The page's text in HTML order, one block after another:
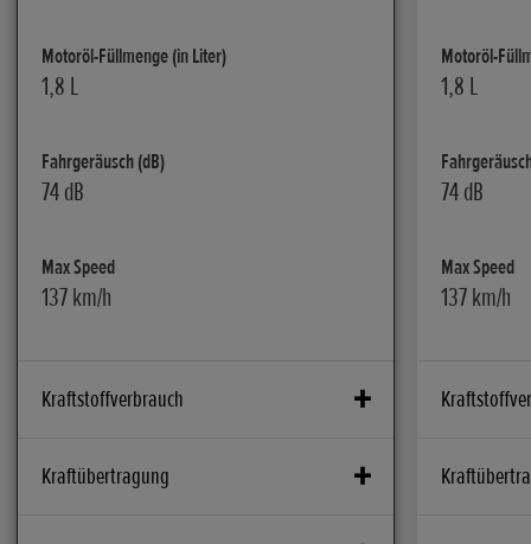
Motoröl-Füllmenge (in Liter)
1,8 L
Fahrgeräusch (dB)
74 dB
Max Speed
137 km/h
Kraftstoffverbrauch
CO2 Emission kombiniert (g/km)
Kraftübertragung
Motoröl-
1,8 L
74 dB
Max Speed
137 km/h
CO2